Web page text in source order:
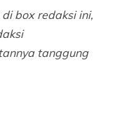
box redaksi ini,
tanggung